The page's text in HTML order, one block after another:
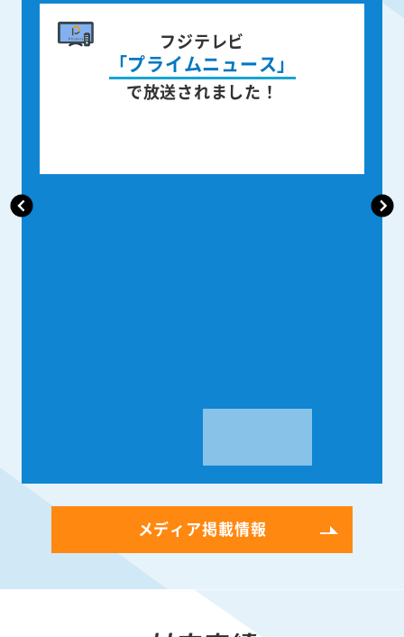
書籍出版
身近な人が
亡くなった後の遺品整理
を出版しました！
メディア掲載情報